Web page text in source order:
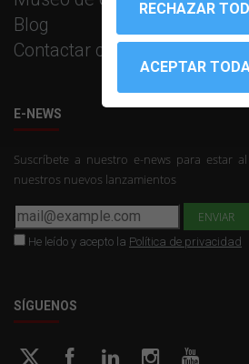
Blog
Contactar con PROMAX
E-NEWS
Suscríbete a nuestro e-news para estar
nuestros nuevos lanzamientos
He leído y acepto la Política de privacidad
SÍGUENOS